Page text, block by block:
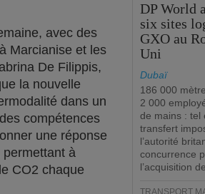
avec des
Marcianise et les
De Filippis,
la nouvelle
dans un
compétences
une réponse
à
CO2 chaque
DP World
six sites
GXO au
Uni
Dubaï
186 000
2 000
de mains : tel
transfert
l’autorité
concurrence
l’acquisition
TRANSPORT